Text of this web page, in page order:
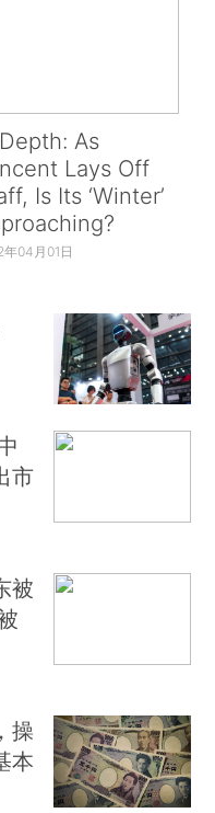
As
Lays Off
Is Its ‘Winter’
年04月01日
市
被
操
本